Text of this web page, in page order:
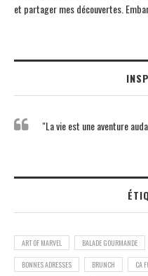
et partager mes découvertes.
"La vie est une aventure
ART OF MARVEL BALADE GOURMANDE
BONNES ADRESSES BRUNCH CA